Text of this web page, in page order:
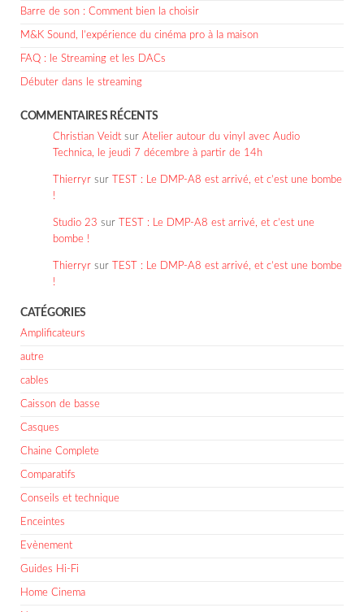
Barre de son : Comment bien la choisir
M&K Sound, l’expérience du cinéma pro à la maison
FAQ : le Streaming et les DACs
Débuter dans le streaming
COMMENTAIRES RÉCENTS
Christian Veidt sur Atelier autour du vinyl avec Audio
Technica, le jeudi 7 décembre à partir de 14h
Thierryr sur
TEST : Le DMP-A8 est arrivé, et c’est une bombe
!
Studio 23 sur
TEST : Le DMP-A8 est arrivé, et c’est une
bombe !
Thierryr sur
TEST : Le DMP-A8 est arrivé, et c’est une bombe
!
CATÉGORIES
Amplificateurs
autre
cables
Caisson de basse
Casques
Chaine Complete
Comparatifs
Conseils et technique
Enceintes
Evènement
Guides Hi-Fi
Home Cinema